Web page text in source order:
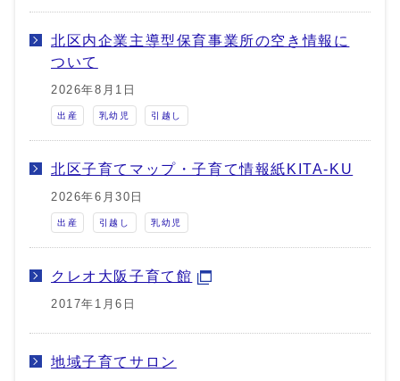
北区内企業主導型保育事業所の空き情報に
ついて
2026年8月1日
出産 乳幼児 引越し
北区子育てマップ・子育て情報紙KITA‐KU
2026年6月30日
出産 引越し 乳幼児
クレオ大阪子育て館
2017年1月6日
地域子育てサロン